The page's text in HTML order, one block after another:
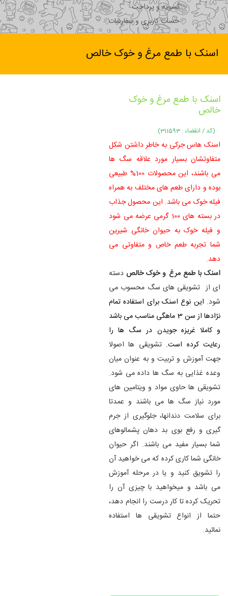
تسویه و پرداخت
حساب کاربری و سفارشات
اسنک با طمع مرغ و خوک خالص
اسنک با طمع مرغ و خوک
خالص
(کد / انقضاء : 311593)
اسنک هاس جرکی به خاطر داشتن شکل
متفاوتشان بسیار مورد علاقه سگ ها
می باشند، این محصولات 100% طبیعی
بوده و دارای طعم های مختلف به همراه
فیله خوک می باشد. این محصول جذاب
در بسته های 100 گرمی عرضه می شود
و فیله خوک به حیوان خانگی شیرین
شما تجربه طعم خاص و متفاوتی می
دهد.
اسنک با طمع مرغ و خوک خالص دسته
ای از تشویقی های سگ محسوب می
شود. این نوع اسنک برای استفاده تمام
نژادها از سن 3 ماهگی مناسب می باشد
و کاملا غریزه جویدن در سگ ها را
رعایت کرده است. تشویقی ها اصولا
جهت آموزش و تربیت و به عنوان میان
وعده غذایی به سگ ها داده می شود.
تشویقی ها حاوی مواد و ویتامین های
مورد نیاز سگ ها می باشند و عمدتا
برای سلامت دندانها، جلوگیری از جرم
گیری و رفع بوی بد دهان پشمالوهای
شما بسیار مفید می باشند. اگر حیوان
خانگی شما کاری کرده که می خواهید آن
را تشویق کنید و یا در مرحله آموزش
می باشد و میخواهید با چیزی آن را
تحریک کرده تا کار درست را انجام دهد،
حتما از انواع تشویقی ها استفاده
نمائید.